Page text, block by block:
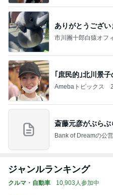
ありがとうござい
市川團十郎白猿オフ
｢庶民的｣北川景
Amebaトピックス
斎藤元彦がぶら
Bank of Dreamの公
ジャンルランキング
クルマ・自動車 10,903人参加中